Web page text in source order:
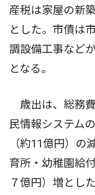
産税は家屋の新
とした。市債は
調設備工事など
となる。
歳出は、総務
民情報システム
（約11億円）の
育所・幼稚園給
７億円）増とし